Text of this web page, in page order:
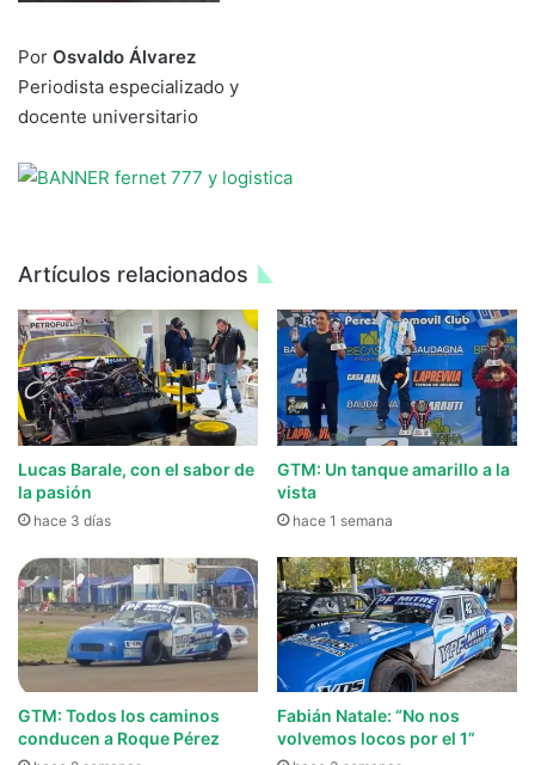
Por Osvaldo Álvarez
Periodista especializado y
docente universitario
Artículos relacionados
Lucas Barale, con el sabor de
la pasión
hace 3 días
GTM: Un tanque amarillo a la
vista
hace 1 semana
GTM: Todos los caminos
conducen a Roque Pérez
Fabián Natale: “No nos
volvemos locos por el 1”